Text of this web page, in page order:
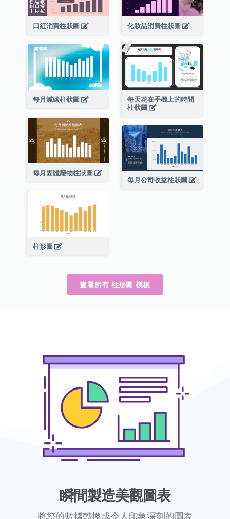
口紅消費柱狀圖 化妝品消費柱狀圖
每月減碳柱狀圖
每天花在手機上的時間
柱狀圖
每月固體廢物柱狀圖
每月公司收益柱狀圖
柱形圖
查看所有 柱形圖 模板
瞬間製造美觀圖表
將您的數據轉換成令人印象深刻的圖表